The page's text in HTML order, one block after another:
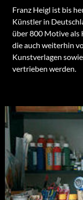
Franz Heigl ist bis
Künstler in
über 800 Motive
die auch weiterhin
Kunstverlagen
vertrieben werden.